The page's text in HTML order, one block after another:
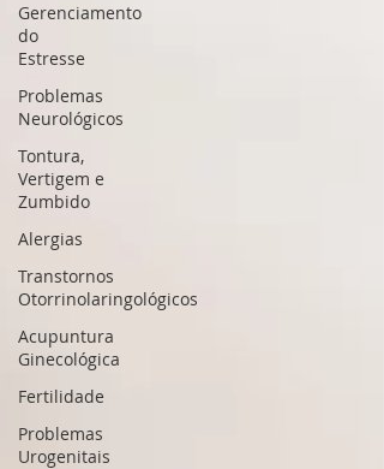
Gerenciamento
do
Estresse
Problemas
Neurológicos
Tontura,
Vertigem e
Zumbido
Alergias
Transtornos
Otorrinolaringológicos
Acupuntura
Ginecológica
Fertilidade
Problemas
Urogenitais